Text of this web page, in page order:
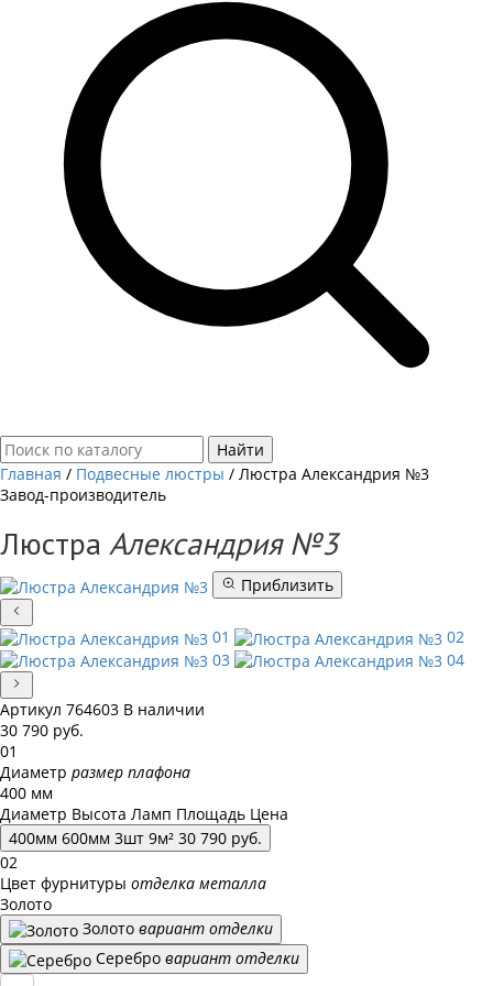
Найти
Главная / Подвесные люстры / Люстра Александрия №3
Завод-производитель
Люстра Александрия №3
Приблизить
01
02
03
04
Артикул 764603 В наличии
30 790 руб.
01
Диаметр размер плафона
400 мм
Диаметр Высота Ламп Площадь Цена
400мм 600мм 3шт 9м² 30 790 руб.
02
Цвет фурнитуры отделка металла
Золото
Золото вариант отделки
Серебро вариант отделки